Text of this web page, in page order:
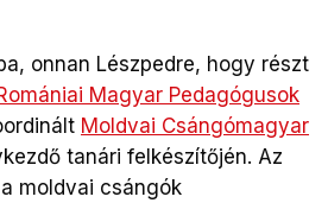
onnan Lészpedre, hogy részt
Magyar Pedagógusok
Moldvai Csángómagyar
tanári felkészítőjén. Az
moldvai csángók